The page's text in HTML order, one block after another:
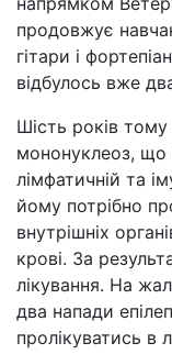
продовжує
гітари і
відбулось вже
Шість років
мононуклеоз, що
лімфатичній та
йому потрібно
внутрішніх
крові. За
лікування. На
два напади
пролікуватись в